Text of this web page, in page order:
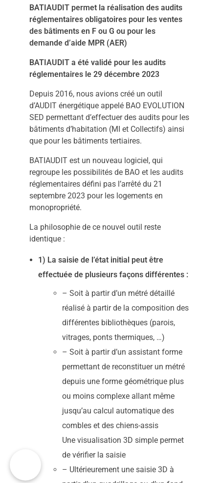
BATIAUDIT permet la réalisation des audits
réglementaires obligatoires pour les ventes
des bâtiments en F ou G ou pour les
demande d’aide MPR (AER)
BATIAUDIT a été validé pour les audits
réglementaires le 29 décembre 2023
Depuis 2016, nous avions créé un outil
d’AUDIT énergétique appelé BAO EVOLUTION
SED permettant d’effectuer des audits pour les
bâtiments d’habitation (MI et Collectifs) ainsi
que pour les bâtiments tertiaires.
BATIAUDIT est un nouveau logiciel, qui
regroupe les possibilités de BAO et les audits
réglementaires défini pas l’arrêté du 21
septembre 2023 pour les logements en
monopropriété.
La philosophie de ce nouvel outil reste
identique :
1) La saisie de l’état initial peut être
effectuée de plusieurs façons différentes :
– Soit à partir d’un métré détaillé
réalisé à partir de la composition des
différentes bibliothèques (parois,
vitrages, ponts thermiques, …)
– Soit à partir d’un assistant forme
permettant de reconstituer un métré
depuis une forme géométrique plus
ou moins complexe allant même
jusqu’au calcul automatique des
combles et des chiens-assis
Une visualisation 3D simple permet
de vérifier la saisie
– Ultérieurement une saisie 3D à